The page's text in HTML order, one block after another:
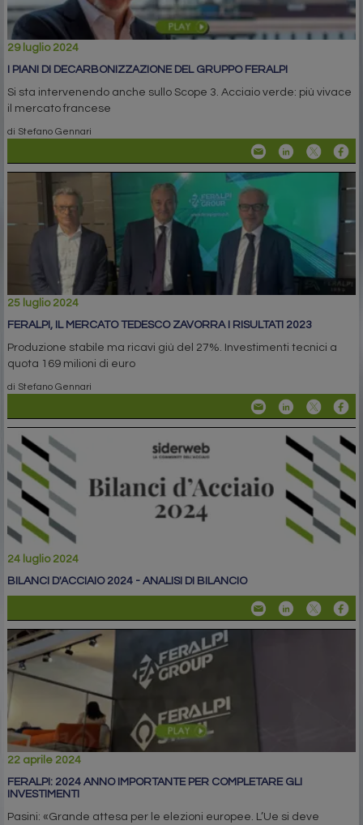
29 luglio 2024
I PIANI DI DECARBONIZZAZIONE DEL GRUPPO FERALPI
Si sta intervenendo anche sullo Scope 3. Acciaio verde: più vivace
il mercato francese
di Stefano Gennari
25 luglio 2024
FERALPI, IL MERCATO TEDESCO ZAVORRA I RISULTATI 2023
Produzione stabile ma ricavi giù del 27%. Investimenti tecnici a
quota 169 milioni di euro
di Stefano Gennari
24 luglio 2024
BILANCI D'ACCIAIO 2024 - ANALISI DI BILANCIO
22 aprile 2024
FERALPI: 2024 ANNO IMPORTANTE PER COMPLETARE GLI
INVESTIMENTI
Pasini: «Grande attesa per le elezioni europee. L’Ue si deve